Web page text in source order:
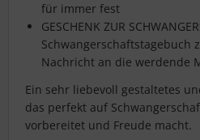
für immer fest
GESCHENK ZUR
Schwangerschaftstagebuch
Nachricht an die werdende
Ein sehr liebevoll gestaltetes
das perfekt auf
vorbereitet und Freude macht.